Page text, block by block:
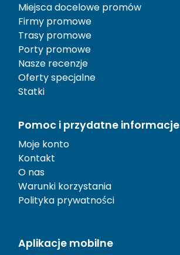
Miejsca docelowe promów
Firmy promowe
Trasy promowe
Porty promowe
Nasze recenzje
Oferty specjalne
Statki
Pomoc i przydatne informacje
Moje konto
Kontakt
O nas
Warunki korzystania
Polityka prywatności
Aplikacje mobilne